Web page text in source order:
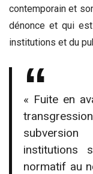
contemporain et
dénonce et qui
institutions et du
« Fuite en
institutions
normatif au